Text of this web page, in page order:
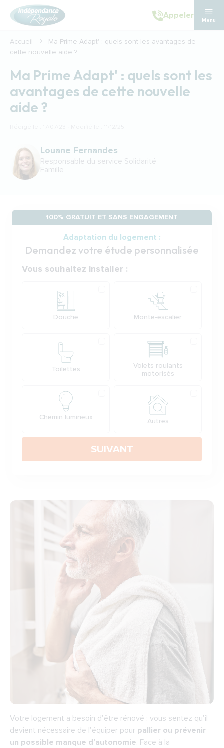
Aller au contenu principal
Appeler
Menu
Accueil
Ma Prime Adapt' : quels sont les avantages de
cette nouvelle aide ?
Ma Prime Adapt' : quels sont les
avantages de cette nouvelle
aide ?
Louane Fernandes
Responsable du service Solidarité
Famille
100% GRATUIT ET SANS ENGAGEMENT
Adaptation du logement :
Demandez votre étude personnalisée
Votre demande
Vous souhaitez installer :
Douche
Toilettes
Chemin lumineux
Monte-escalier
Volets roulants
motorisés
Autres
SUIVANT
Votre logement a besoin d’être rénové : vous sentez qu’il
devient nécessaire de l’équiper pour pallier ou prévenir
un possible manque d’autonomie. Face à la